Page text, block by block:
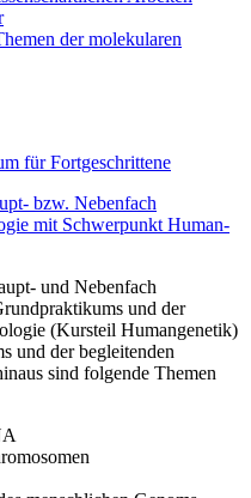
der molekularen
für Fortgeschrittene
bzw. Nebenfach
mit Schwerpunkt Human-
und Nebenfach
und der
(Kursteil Humangenetik)
und der begleitenden
sind folgende Themen